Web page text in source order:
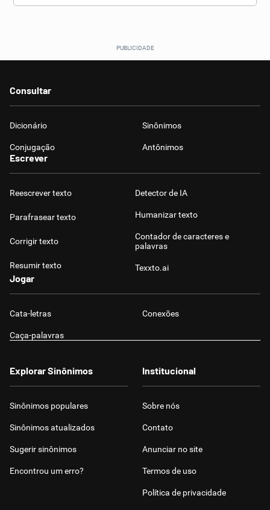
Consultar
Dicionário Sinônimos
Conjugação Antônimos
Escrever
Reescrever texto
Parafrasear texto
Corrigir texto
Resumir texto
Detector de IA
Humanizar texto
Contador de caracteres e
palavras
Texxto.ai
Jogar
Cata-letras Conexões
Caça-palavras
Explorar Sinônimos
Sinônimos populares
Sinônimos atualizados
Sugerir sinônimos
Encontrou um erro?
Institucional
Sobre nós
Contato
Anunciar no site
Termos de uso
Política de privacidade